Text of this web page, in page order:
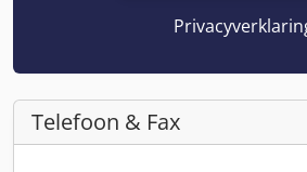
Telefoon & Fax